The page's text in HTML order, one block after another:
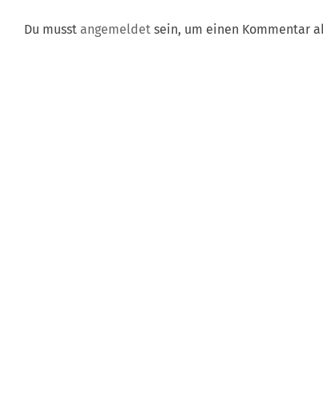
Du musst angemeldet sein, um einen Kommentar